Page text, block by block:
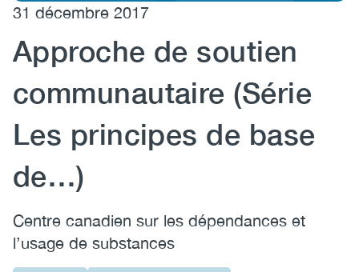
EN FR
31 décembre 2017
Approche de soutien
communautaire (Série
Les principes de base
de…)
Centre canadien sur les dépendances et
l’usage de substances